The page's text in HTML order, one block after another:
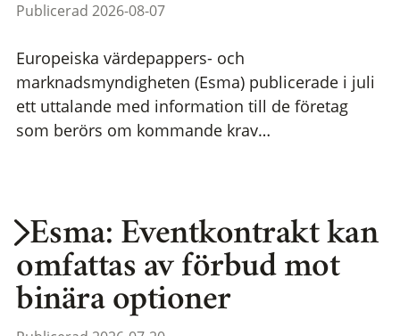
Publicerad 2026-08-07
Europeiska värdepappers- och
marknadsmyndigheten (Esma) publicerade i juli
ett uttalande med information till de företag
som berörs om kommande krav…
Esma: Eventkontrakt kan
omfattas av förbud mot
binära optioner